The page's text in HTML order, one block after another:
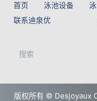
首页 泳池设备
联系迪泉优
版权所有 © Desjoyaux